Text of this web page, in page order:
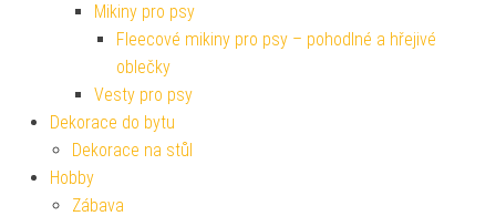
Mikiny pro psy
Fleecové mikiny pro psy – pohodlné a hřejivé
oblečky
Vesty pro psy
Dekorace do bytu
Dekorace na stůl
Hobby
Zábava